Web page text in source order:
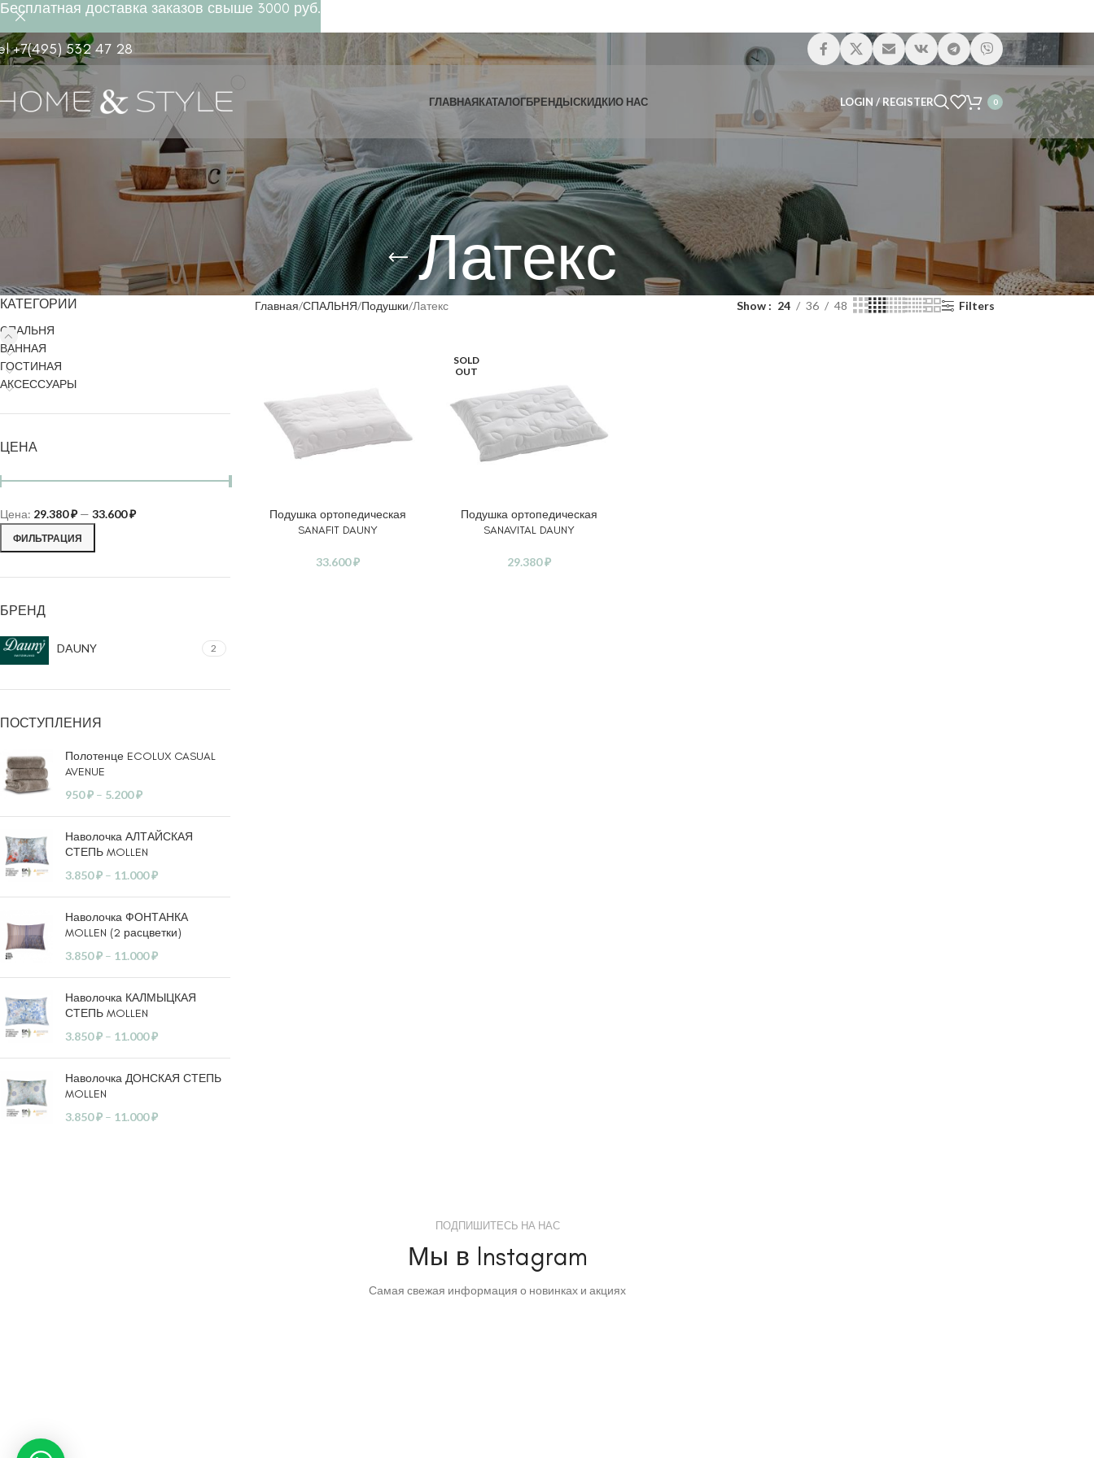
+7(495) 532 47 28
ГЛАВНАЯКАТАЛОГБРЕНДЫСКИДКИО НАС LOGIN / REGISTER 0
Латекс
КАТЕГОРИИ
СПАЛЬНЯ
ВАННАЯ
ГОСТИНАЯ
АКСЕССУАРЫ
ЦЕНА
ФИЛЬТРАЦИЯ
Цена: 29.380 ₽— 33.600 ₽
БРЕНД
DAUNY 2
ПОСТУПЛЕНИЯ
Полотенце ECOLUX CASUAL
AVENUE
950₽ – 5.200₽
Наволочка АЛТАЙСКАЯ
СТЕПЬ MOLLEN
3.850₽ – 11.000₽
Наволочка ФОНТАНКА
MOLLEN (2 расцветки)
3.850₽ – 11.000₽
Наволочка КАЛМЫЦКАЯ
СТЕПЬ MOLLEN
3.850₽ – 11.000₽
Наволочка ДОНСКАЯ СТЕПЬ
MOLLEN
3.850₽ – 11.000₽
Главная СПАЛЬНЯ Подушки Латекс Show 24 36 48 Filters
В КОРЗИНУ
Подушка ортопедическая
SANAFIT DAUNY
33.600₽
SOLD
OUT
ЧИТАТЬ ДАЛЕЕ
Подушка ортопедическая
SANAVITAL DAUNY
29.380₽
ПОДПИШИТЕСЬ НА НАС
Мы в Instagram
Самая свежая информация о новинках и акциях
Бесплатная доставка заказов свыше 3000 руб.